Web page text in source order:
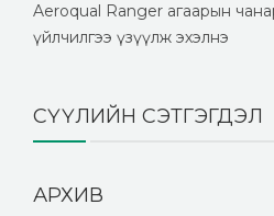
Aeroqual Ranger агаарын
үйлчилгээ үзүүлж эхэлнэ
СҮҮЛИЙН СЭТГЭГДЭЛ
АРХИВ